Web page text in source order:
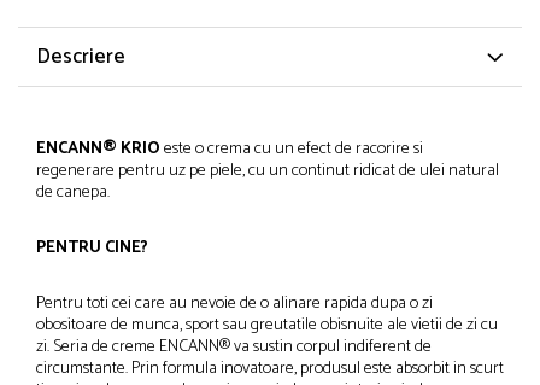
Descriere
ENCANN® KRIOeste o crema cu un efect de racorire si
regenerare pentru uz pe piele, cu un continut ridicat de ulei natural
de canepa.
PENTRU CINE?
Pentru toti cei care au nevoie de o alinare rapida dupa o zi
obositoare de munca, sport sau greutatile obisnuite ale vietii de zi cu
zi. Seria de creme ENCANN® va sustin corpul indiferent de
circumstante. Prin formula inovatoare, produsul este absorbit in scurt